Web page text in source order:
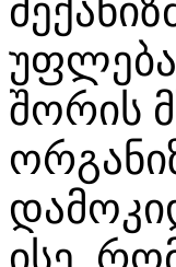
შორის